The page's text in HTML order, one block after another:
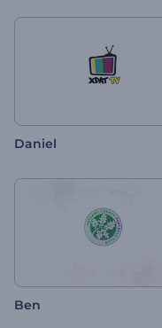
Daniel
Ben